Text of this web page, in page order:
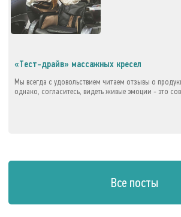
«Тест-драйв» массажных кресел
Мы всегда с удовольствием читаем отзывы о
однако, согласитесь, видеть живые эмоции - это
Все посты